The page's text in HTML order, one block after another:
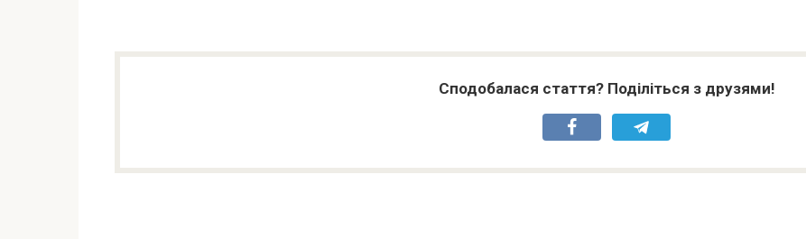
Сподобалася стаття? Поділіться з друзями!